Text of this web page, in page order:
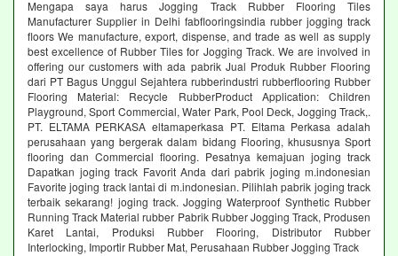
Mengapa saya harus Jogging Track Rubber Flooring Tiles
Manufacturer Supplier in Delhi fabflooringsindia rubber jogging track
floors We manufacture, export, dispense, and trade as well as supply
best excellence of Rubber Tiles for Jogging Track. We are involved in
offering our customers with ada pabrik Jual Produk Rubber Flooring
dari PT Bagus Unggul Sejahtera rubberindustri rubberflooring Rubber
Flooring Material: Recycle RubberProduct Application: Children
Playground, Sport Commercial, Water Park, Pool Deck, Jogging Track,.
PT. ELTAMA PERKASA eltamaperkasa PT. Eltama Perkasa adalah
perusahaan yang bergerak dalam bidang Flooring, khususnya Sport
flooring dan Commercial flooring. Pesatnya kemajuan joging track
Dapatkan joging track Favorit Anda dari pabrik joging m.indonesian
Favorite joging track lantai di m.indonesian. Pilihlah pabrik joging track
terbaik sekarang! joging track. Jogging Waterproof Synthetic Rubber
Running Track Material rubber Pabrik Rubber Jogging Track, Produsen
Karet Lantai, Produksi Rubber Flooring, Distributor Rubber
Interlocking, Importir Rubber Mat, Perusahaan Rubber Jogging Track